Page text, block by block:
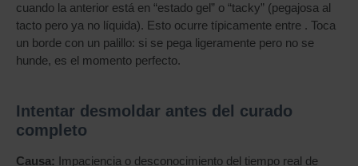
cuando la anterior está en “estado gel” o “tacky” (pegajosa al
tacto pero ya no líquida). Esto ocurre típicamente entre . Toca
un borde con un palillo: si se pega ligeramente pero no se
hunde, es el momento perfecto.
Intentar desmoldar antes del curado
completo
Causa: Impaciencia o desconocimiento del tiempo real de